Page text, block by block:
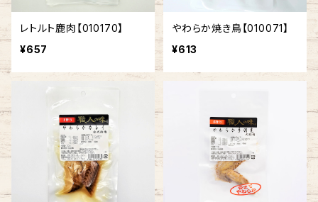
レトルト鹿肉【010170】
¥657
やわらか焼き鳥【010071】
¥613